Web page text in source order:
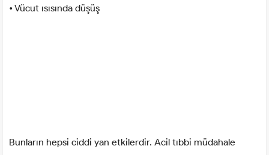
• Vücut ısısında düşüş
Bunların hepsi ciddi yan etkilerdir. Acil tıbbi müdahale